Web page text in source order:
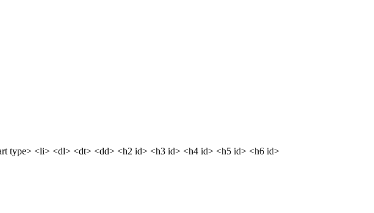
type> <li> <dl> <dt> <dd> <h2 id> <h3 id> <h4 id> <h5 id> <h6 id>